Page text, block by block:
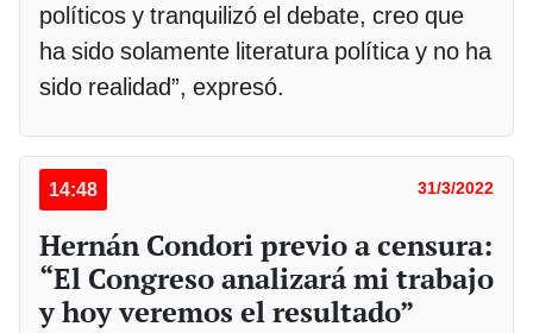
políticos y tranquilizó el debate, creo que
ha sido solamente literatura política y no ha
sido realidad”, expresó.
14:48 31/3/2022
Hernán Condori previo a censura:
“El Congreso analizará mi trabajo
y hoy veremos el resultado”